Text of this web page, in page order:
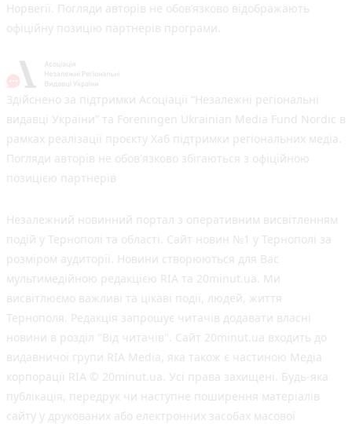
Норвегії. Погляди авторів не обов’язково відображають
офіційну позицію партнерів програми.
Здійснено за підтримки Асоціації “Незалежні регіональні
видавці України” та Foreningen Ukrainian Media Fund Nordic в
рамках реалізації проєкту Хаб підтримки регіональних медіа.
Погляди авторів не обов'язково збігаються з офіційною
позицією партнерів
Незалежний новинний портал з оперативним висвітленням
подій у Тернополі та області. Сайт новин №1 у Тернополі за
розміром аудиторії. Новини створюються для Вас
мультимедійною редакцією RIA та 20minut.ua. Ми
висвітлюємо важливі та цікаві події, людей, життя
Тернополя. Редакція запрошує читачів додавати власні
новини в розділ "Від читачів". Сайт 20minut.ua входить до
видавничої групи RIA Media, яка також є частиною Медіа
корпорації RIA © 20minut.ua. Усі права захищені. Будь-яка
публiкацiя, передрук чи наступне поширення матеріалів
сайту у друкованих або електронних засобах масової